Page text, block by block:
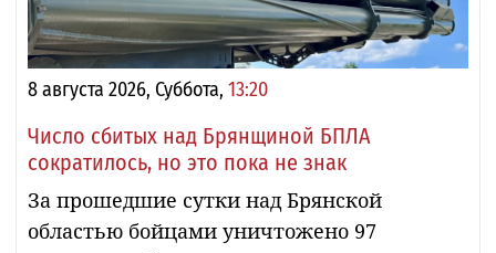
8 августа 2026, Суббота, 13:20
Число сбитых над Брянщиной БПЛА
сократилось, но это пока не знак
За прошедшие сутки над Брянской
областью бойцами уничтожено 97